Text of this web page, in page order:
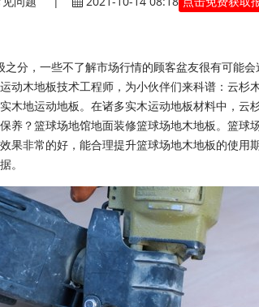
，一些不了解市场行情的顾客盆友很有可能会
动木地板技术工程师，为小伙伴们来科谱：云杉
木地运动地板。在诸多实木运动地板材料中，云
养？篮球场地馆地面装修篮球场地木地板。篮球
果非常的好，能合理提升篮球场地木地板的使用
。